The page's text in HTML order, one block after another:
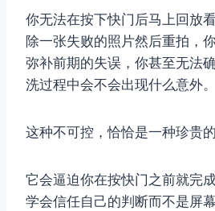
你无法在按下快门后马上回放
除一张失败的照片然后重拍，
弥补前期的失误，你甚至无法
洗过程中会不会出现什么意外。
这种不可控，恰恰是一种珍贵的
它会逼迫你在按快门之前就完
学会信任自己的判断而不是屏